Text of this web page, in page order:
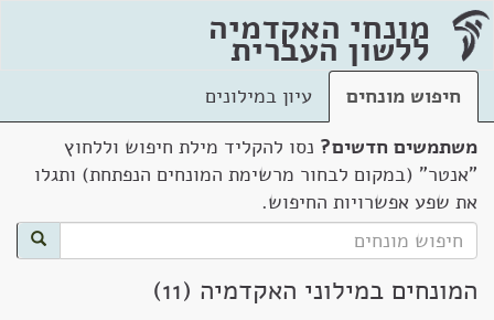
מונחי האקדמיה
ללשון העברית
חיפוש מונחים
עיון במילונים
משתמשים חדשים? נסו להקליד מילת חיפוש וללחוץ
"אנטר" (במקום לבחור מרשימת המונחים הנפתחת) ותגלו
את שפע אפשרויות החיפוש.
המונחים במילוני האקדמיה (11)